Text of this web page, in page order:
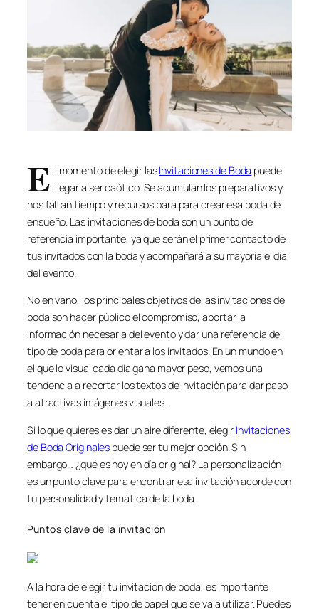
E l momento de elegir lasInvitaciones de Boda puede
llegar a ser caótico. Se acumulan los preparativos y
nos faltan tiempo y recursos para para crear esa boda de
ensueño. Las invitaciones de boda son un punto de
referencia importante, ya que serán el primer contacto de
tus invitados con la boda y acompañará a su mayoría el día
del evento.
No en vano, los principales objetivos de las invitaciones de
boda son hacer público el compromiso, aportar la
información necesaria del evento y dar una referencia del
tipo de boda para orientar a los invitados. En un mundo en
el que lo visual cada día gana mayor peso, vemos una
tendencia a recortar los textos de invitación para dar paso
a atractivas imágenes visuales.
Si lo que quieres es dar un aire diferente, elegir Invitaciones
de Boda Originales puede ser tu mejor opción. Sin
embargo… ¿qué es hoy en día original? La personalización
es un punto clave para encontrar esa invitación acorde con
tu personalidad y temática de la boda.
Puntos clave de la invitación
A la hora de elegir tu invitación de boda, es importante
tener en cuenta el tipo de papel que se va a utilizar. Puedes